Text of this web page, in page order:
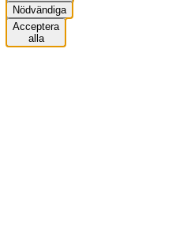
Nödvändiga
Acceptera
alla